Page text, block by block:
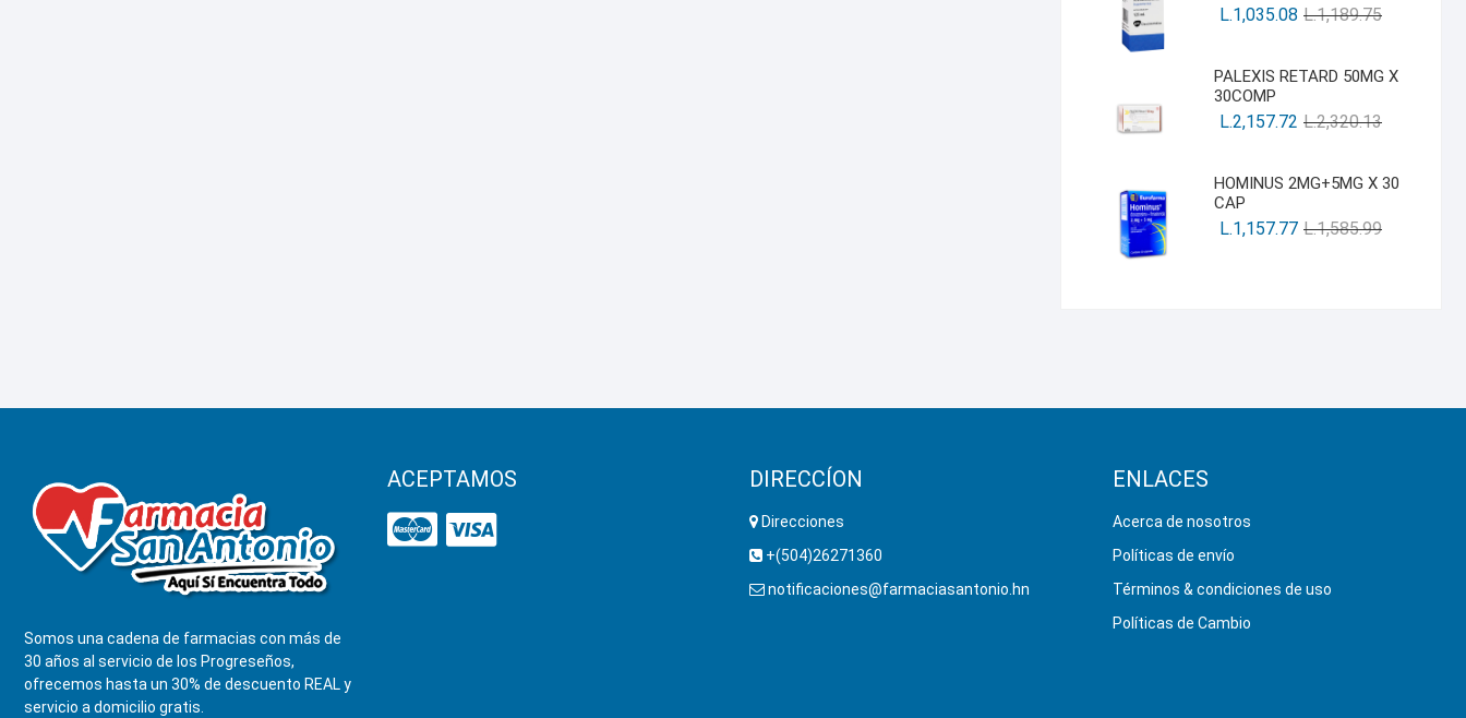
L.1,189.75
L.1,035.08
PALEXIS RETARD 50MG X
30COMP
L.2,320.13
L.2,157.72
HOMINUS 2MG+5MG X 30
CAP
L.1,585.99
L.1,157.77
Somos una cadena de farmacias con más de
30 años al servicio de los Progreseños,
ofrecemos hasta un 30% de descuento REAL y
servicio a domicilio gratis.
ACEPTAMOS DIRECCÍON
Direcciones
+(504)26271360
notificaciones@farmaciasantonio.hn
ENLACES
Acerca de nosotros
Políticas de envío
Términos & condiciones de uso
Políticas de Cambio